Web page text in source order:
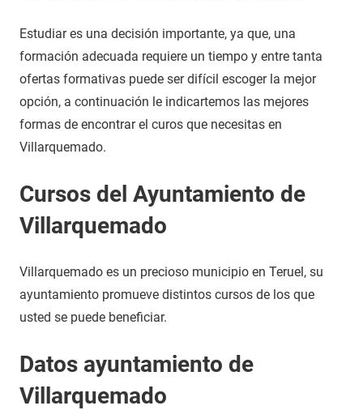
Estudiar es una decisión importante, ya que, una
formación adecuada requiere un tiempo y entre tanta
ofertas formativas puede ser difícil escoger la mejor
opción, a continuación le indicartemos las mejores
formas de encontrar el curos que necesitas en
Villarquemado.
Cursos del Ayuntamiento de
Villarquemado
Villarquemado es un precioso municipio en Teruel, su
ayuntamiento promueve distintos cursos de los que
usted se puede beneficiar.
Datos ayuntamiento de
Villarquemado